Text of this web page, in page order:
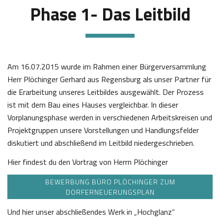
Phase 1- Das Leitbild
Am 16.07.2015 wurde im Rahmen einer Bürgerversammlung
Herr Plöchinger Gerhard aus Regensburg als unser Partner für
die Erarbeitung unseres Leitbildes ausgewählt. Der Prozess
ist mit dem Bau eines Hauses vergleichbar. In dieser
Vorplanungsphase werden in verschiedenen Arbeitskreisen und
Projektgruppen unsere Vorstellungen und Handlungsfelder
diskutiert und abschließend im Leitbild niedergeschrieben.
Hier findest du den Vortrag von Herrn Plöchinger
BEWERBUNG BÜRO PLÖCHINGER ZUM
DORFERNEUERUNGSPLAN
Und hier unser abschließendes Werk in „Hochglanz“